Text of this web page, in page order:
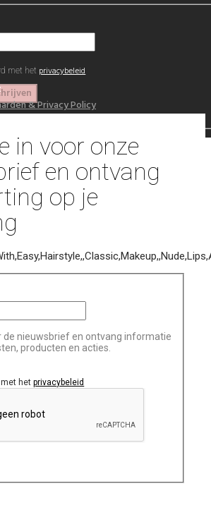
met het privacybeleid
& Privacy Policy
in voor onze
en ontvang
op je
de nieuwsbrief en ontvang informatie
producten en acties.
met hetprivacybeleid